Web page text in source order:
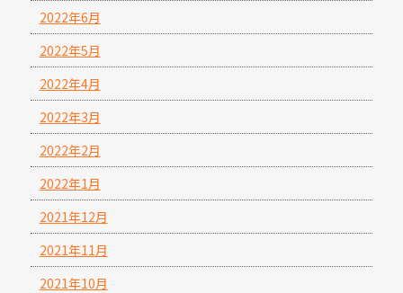
2022年6月
2022年5月
2022年4月
2022年3月
2022年2月
2022年1月
2021年12月
2021年11月
2021年10月